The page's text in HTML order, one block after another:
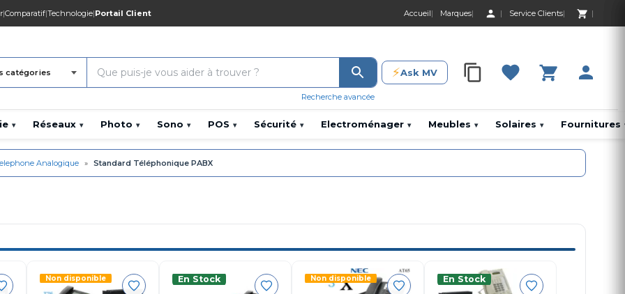
|Comparatif|Technologie|Portail Client Accueil Marques Service Clients
0 Produit 0,00
catégories
Recherche avancée
⚡Ask MV 0 Produit 0,00 DH
▾ Réseaux ▾ Photo ▾ Sono ▾ POS ▾ Sécurité ▾ Electroménager ▾ Meubles ▾ Solaires ▾ Fournitures
Analogique » Standard Téléphonique PABX
Non disponible En Stock Non disponible En Stock